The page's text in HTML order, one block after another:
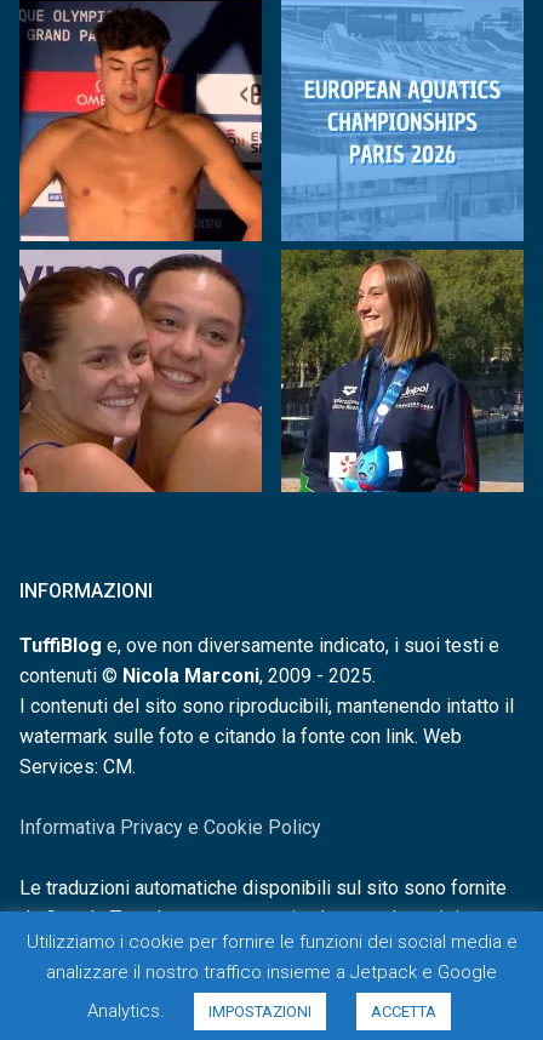
INFORMAZIONI
TuffiBlog e, ove non diversamente indicato, i suoi testi e
contenuti © Nicola Marconi, 2009 - 2025.
I contenuti del sito sono riproducibili, mantenendo intatto il
watermark sulle foto e citando la fonte con link. Web
Services: CM.
Informativa Privacy e Cookie Policy
Le traduzioni automatiche disponibili sul sito sono fornite
da Google Translate e non sono in alcun modo revisionate o
controllate.
Utilizziamo i cookie per fornire le funzioni dei social media e
analizzare il nostro traffico insieme a Jetpack e Google
Analytics.
IMPOSTAZIONI ACCETTA